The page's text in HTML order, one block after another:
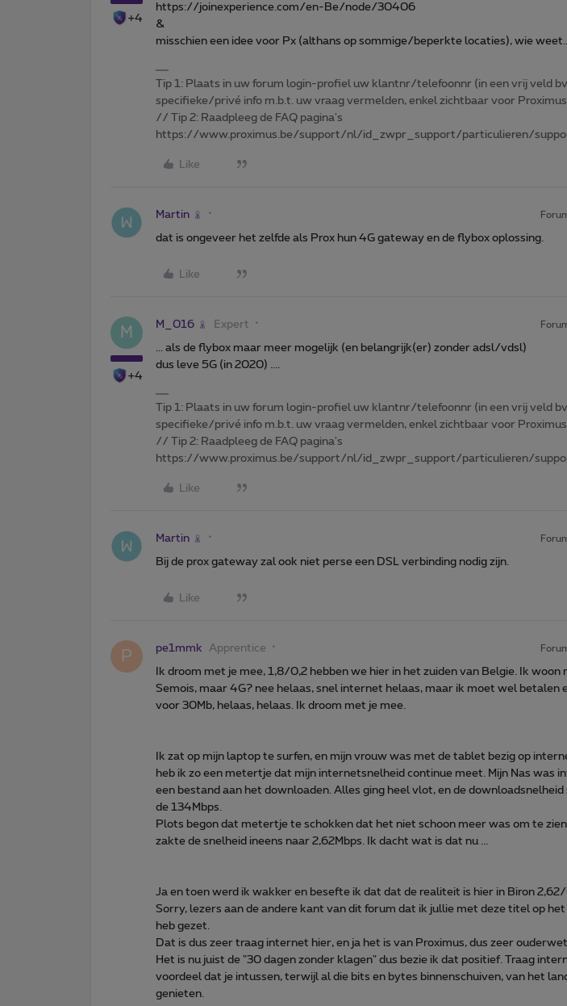
+4
https://joinexperience.com/en-Be/node/30406
&
misschien een idee voor Px (althans op sommige/beperkte locaties), wie weet...
Tip 1: Plaats in uw forum login-profiel uw klantnr/telefoonnr (in een vrij veld
specifieke/privé info m.b.t. uw vraag vermelden, enkel zichtbaar voor
// Tip 2: Raadpleeg de FAQ pagina's
https://www.proximus.be/support/nl/id_zwpr_support/particulieren/
Like
Martin
dat is ongeveer het zelfde als Prox hun 4G gateway en de flybox oplossing.
Like
M
+4
M_016 Expert
... als de flybox maar meer mogelijk (en belangrijk(er) zonder adsl/vdsl)
dus leve 5G (in 2020) ....
Tip 1: Plaats in uw forum login-profiel uw klantnr/telefoonnr (in een vrij veld
specifieke/privé info m.b.t. uw vraag vermelden, enkel zichtbaar voor
// Tip 2: Raadpleeg de FAQ pagina's
https://www.proximus.be/support/nl/id_zwpr_support/particulieren/
Like
Martin
Bij de prox gateway zal ook niet perse een DSL verbinding nodig zijn.
Like
P pe1mmk Apprentice
Ik droom met je mee, 1,8/0,2 hebben we hier in het zuiden van Belgie. Ik woon
Semois, maar 4G? nee helaas, snel internet helaas, maar ik moet wel betalen
voor 30Mb, helaas, helaas. Ik droom met je mee.
Ik zat op mijn laptop te surfen, en mijn vrouw was met de tablet bezig op
heb ik zo een metertje dat mijn internetsnelheid continue meet. Mijn Nas was
een bestand aan het downloaden. Alles ging heel vlot, en de downloadsnelheid
de 134Mbps.
Plots begon dat metertje te schokken dat het niet schoon meer was om te
zakte de snelheid ineens naar 2,62Mbps. Ik dacht wat is dat nu ...
Ja en toen werd ik wakker en besefte ik dat dat de realiteit is hier in Biron 2,62/
Sorry, lezers aan de andere kant van dit forum dat ik jullie met deze titel op
heb gezet.
Dat is dus zeer traag internet hier, en ja het is van Proximus, dus zeer
Het is nu juist de "30 dagen zonder klagen" dus bezie ik dat positief. Traag
voordeel dat je intussen, terwijl al die bits en bytes binnenschuiven, van het
genieten.